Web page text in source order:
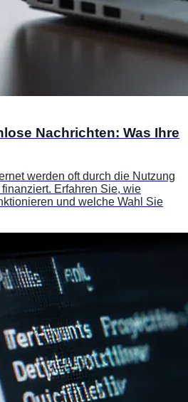
Nachrichten: Was Ihre
werden oft durch die Nutzung
Erfahren Sie, wie
und welche Wahl Sie